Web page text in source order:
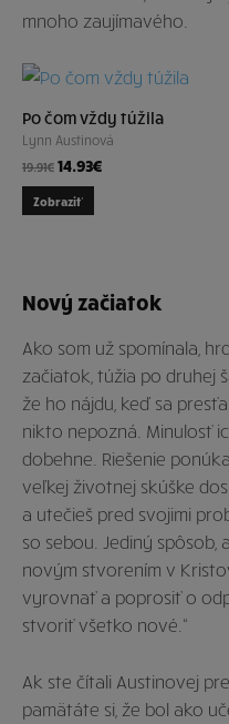
mnoho zaujímavého.
Po čom vždy túžila
Lynn Austinová
19.91€ 14.93€
Zobraziť
Nový začiatok
Ako som už spomínala,
začiatok, túžia po druhej
že ho nájdu, keď sa
nikto nepozná. Minulosť
dobehne. Riešenie
veľkej životnej skúške
a utečieš pred svojimi
so sebou. Jediný spôsob,
novým stvorením v
vyrovnať a poprosiť o
stvoriť všetko nové.“
Ak ste čítali Austinovej
pamätáte si, že bol ako